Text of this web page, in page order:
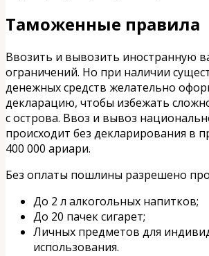
Таможенные правила
Ввозить и вывозить иностранную
ограничений. Но при наличии
денежных средств желательно
декларацию, чтобы избежать
с острова. Ввоз и вывоз
происходит без декларирования в
400 000 ариари.
Без оплаты пошлины разрешено
До 2 л алкогольных напитков;
До 20 пачек сигарет;
Личных предметов для
использования.